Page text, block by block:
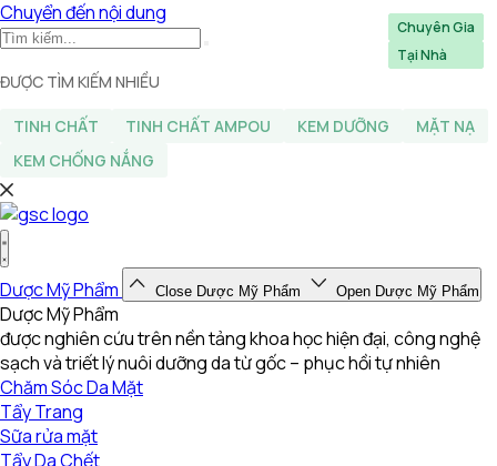
Chuyển đến nội dung
ĐƯỢC TÌM KIẾM NHIỀU
TINH CHẤT TINH CHẤT AMPOU KEM DƯỠNG
MẶT NẠ
KEM CHỐNG NẮNG
Dược Mỹ Phẩm Close Dược Mỹ Phẩm Open Dược Mỹ Phẩm
Dược Mỹ Phẩm
được nghiên cứu trên nền tảng khoa học hiện đại, công nghệ
sạch và triết lý nuôi dưỡng da từ gốc – phục hồi tự nhiên
Chăm Sóc Da Mặt
Tẩy Trang
Sữa rửa mặt
Tẩy Da Chết
Tại Nhà
Tại Nhà
Tại Nhà
Chuyên Gia
Tại Nhà
Chuyên Gia
Tại Nhà
Chuyên Gia
Tại Nhà
Chuyên Gia
Tại Nhà
Chuyên Gia
Tại Nhà
Chuyên Gia
Tại Nhà